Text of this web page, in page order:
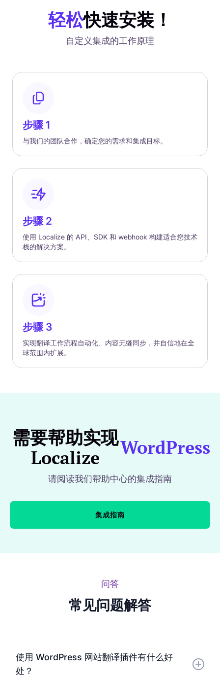
轻松快速安装！
自定义集成的工作原理
步骤 1
与我们的团队合作，确定您的需求和集成目标。
步骤 2
使用 Localize 的 API、SDK 和 webhook 构建适合您技术
栈的解决方案。
步骤 3
实现翻译工作流程自动化、内容无缝同步，并自信地在全
球范围内扩展。
需要帮助实现
Localize
WordPress
请阅读我们帮助中心的集成指南
集成指南
问答
常见问题解答
使用 WordPress 网站翻译插件有什么好
处？